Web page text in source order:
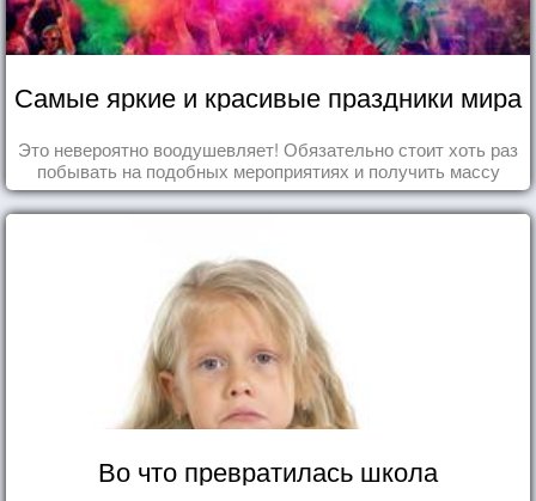
Самые яркие и красивые праздники мира
Это невероятно воодушевляет! Обязательно стоит хоть раз
побывать на подобных мероприятиях и получить массу
впечатлений!
Во что превратилась школа